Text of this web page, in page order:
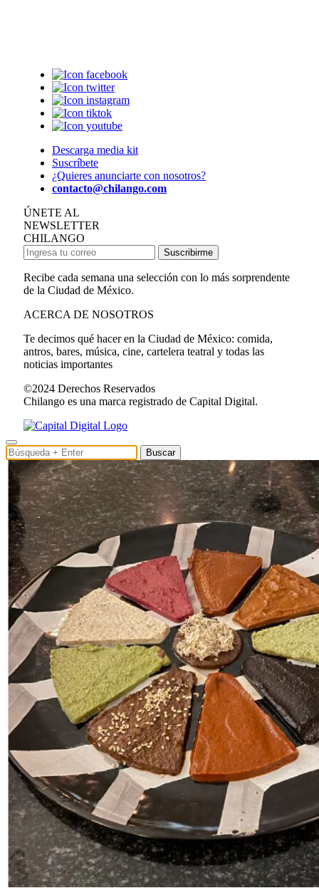
Descarga media kit
Suscríbete
¿Quieres anunciarte con nosotros?
contacto@chilango.com
ÚNETE AL
NEWSLETTER
CHILANGO
Suscribirme
Recibe cada semana una selección con lo más sorprendente
de la Ciudad de México.
ACERCA DE NOSOTROS
Te decimos qué hacer en la Ciudad de México: comida,
antros, bares, música, cine, cartelera teatral y todas las
noticias importantes
©2024 Derechos Reservados
Chilango es una marca registrado de Capital Digital.
Buscar